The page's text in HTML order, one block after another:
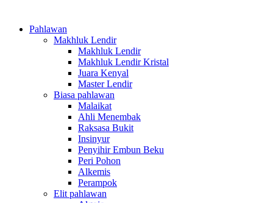
Pahlawan
Makhluk Lendir
Makhluk Lendir
Makhluk Lendir Kristal
Juara Kenyal
Master Lendir
Biasa pahlawan
Malaikat
Ahli Menembak
Raksasa Bukit
Insinyur
Penyihir Embun Beku
Peri Pohon
Alkemis
Perampok
Elit pahlawan